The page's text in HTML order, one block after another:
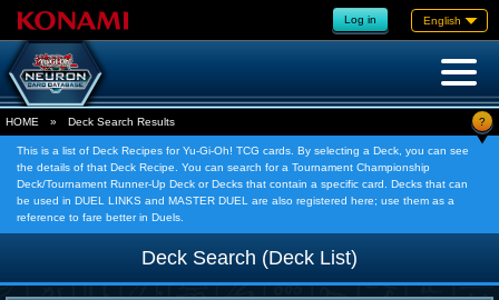
Log in English
HOME » Deck Search Results ?
This is a list of Deck Recipes for Yu-Gi-Oh! TCG cards. By selecting a Deck, you can see
the details of that Deck Recipe. You can search for a Tournament Championship
Deck/Tournament Runner-Up Deck or Decks that contain a specific card. Decks that can
be used in DUEL LINKS and MASTER DUEL are also registered here; use them as a
reference to fare better in Duels.
Deck Search (Deck List)